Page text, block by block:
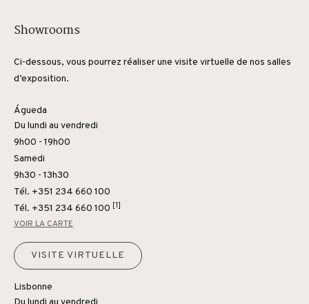
Showrooms
Ci-dessous, vous pourrez réaliser une visite virtuelle de nos salles
d’exposition.
Águeda
Du lundi au vendredi
9h00 - 19h00
Samedi
9h30 - 13h30
Tél. +351 234 660 100
Tél. +351 234 660 100 [1]
VOIR LA CARTE
VISITE VIRTUELLE
Lisbonne